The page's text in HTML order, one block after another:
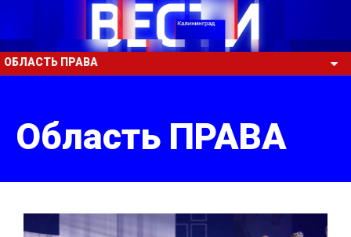
ОБЛАСТЬ ПРАВА
Область ПРАВА